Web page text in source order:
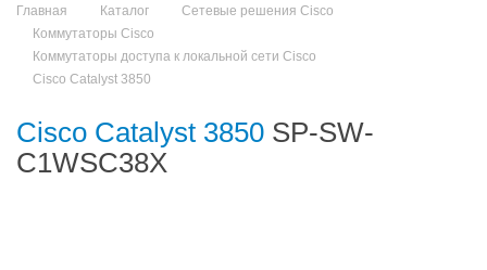
Главная Каталог
Сетевые решения Cisco
Коммутаторы Cisco
Коммутаторы доступа к локальной сети Cisco
Cisco Catalyst 3850
Cisco Catalyst 3850 SP-SW-
C1WSC38X